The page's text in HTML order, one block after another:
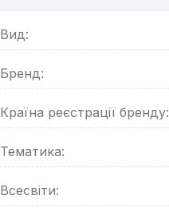
Вид:
Бренд:
Країна реєстрації бренду:
Тематика:
Всесвіти: